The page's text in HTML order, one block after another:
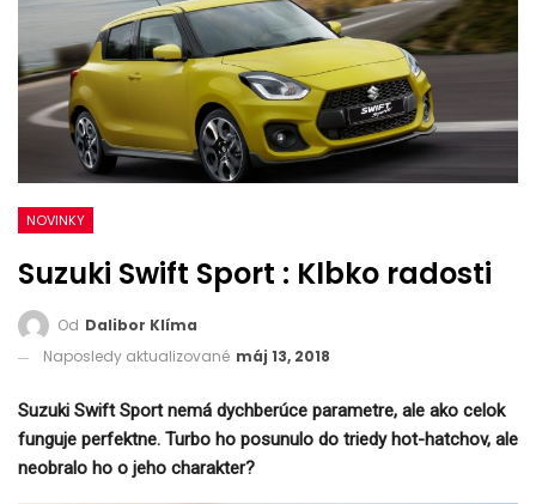
NOVINKY
Suzuki Swift Sport : Klbko radosti
Od Dalibor Klíma
Naposledy aktualizované máj 13, 2018
Suzuki Swift Sportnemá dychberúce parametre, ale ako celok
funguje perfektne. Turbo ho posunulo do triedy hot-hatchov, ale
neobralo ho o jeho charakter?